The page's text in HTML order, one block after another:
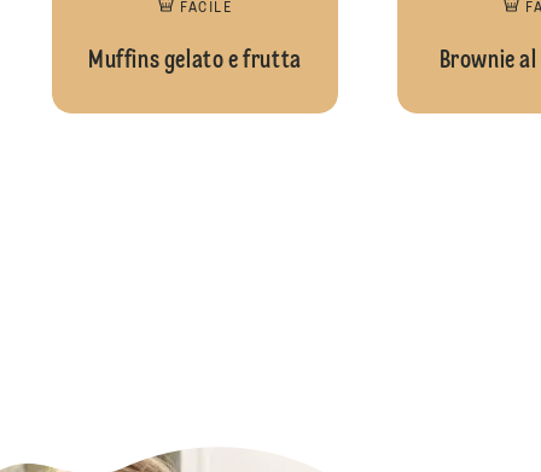
FACILE
Muffins gelato e frutta Brownie